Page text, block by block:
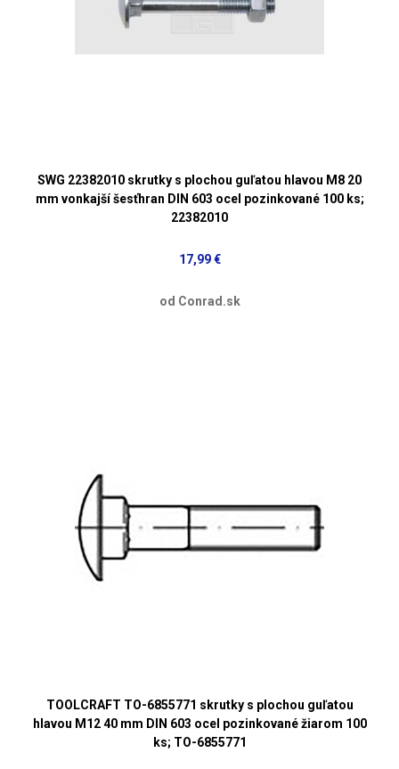
SWG 22382010 skrutky s plochou guľatou hlavou M8 20
mm vonkajší šesťhran DIN 603 ocel pozinkované 100 ks;
22382010
17,99 €
od Conrad.sk
TOOLCRAFT TO-6855771 skrutky s plochou guľatou
hlavou M12 40 mm DIN 603 ocel pozinkované žiarom 100
ks; TO-6855771